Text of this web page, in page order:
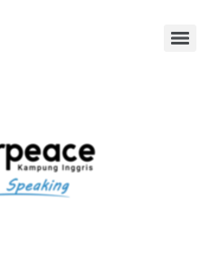
Pare
Info Kursus